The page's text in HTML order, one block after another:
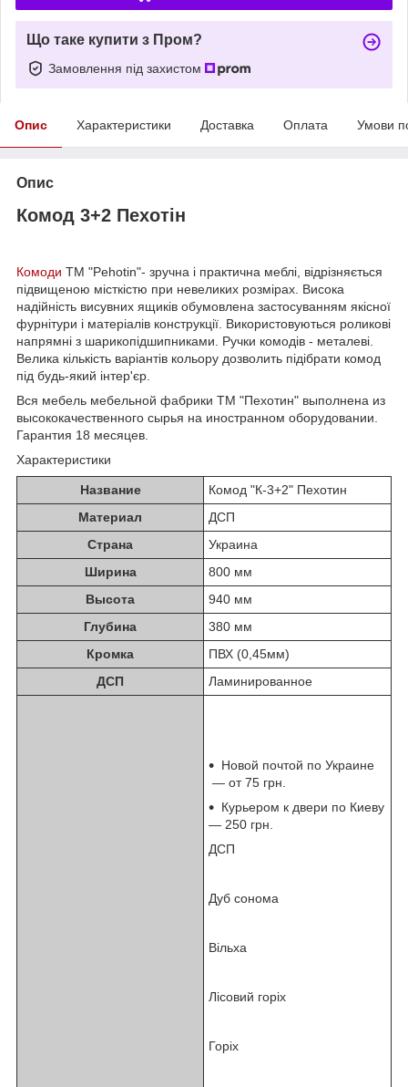
Що таке купити з Пром?
Замовлення під захистом
Опис Характеристики Доставка Оплата Умови
Опис
Комод 3+2 Пехотін
Комоди ТМ "Pehotin"- зручна і практична меблі, відрізняється
підвищеною місткістю при невеликих розмірах. Висока
надійність висувних ящиків обумовлена застосуванням якісної
фурнітури і матеріалів конструкції. Використовуються роликові
напрямні з шарикопідшипниками. Ручки комодів - металеві.
Велика кількість варіантів кольору дозволить підібрати комод
під будь-який інтер'єр.
Вся мебель мебельной фабрики ТМ "Пехотин" выполнена из
высококачественного сырья на иностранном оборудовании.
Гарантия 18 месяцев.
Характеристики
Название
Комод "К-3+2" Пехотин
Материал
ДСП
Страна
Украина
Ширина
800 мм
Высота
940 мм
Глубина
380 мм
Кромка
ПВХ (0,45мм)
ДСП
Ламинированное
Новой почтой по Украине
— от 75 грн.
Курьером к двери по Киеву
— 250 грн.
ДСП
Дуб сонома
Вільха
Лісовий горіх
Горіх